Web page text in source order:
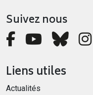
Suivez nous
Liens utiles
Actualités